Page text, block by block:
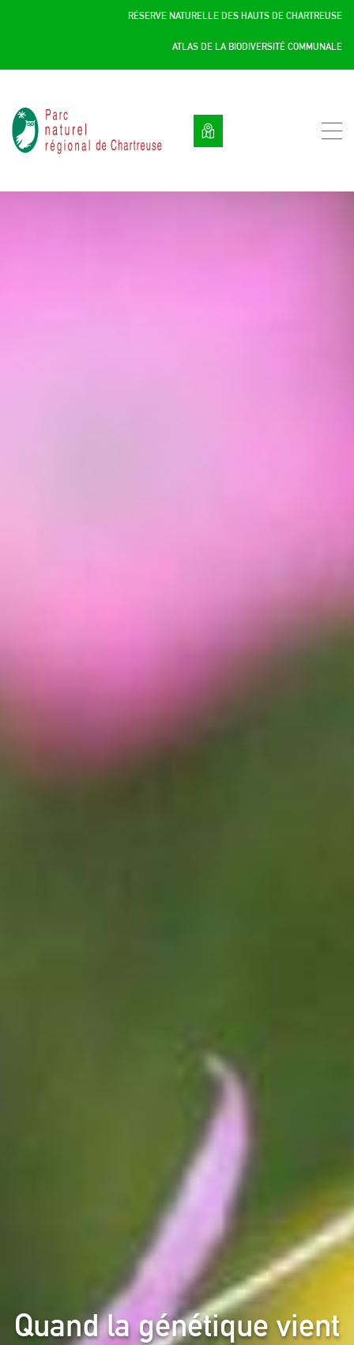
RÉSERVE NATURELLE DES HAUTS DE CHARTREUSE
ATLAS DE LA BIODIVERSITÉ COMMUNALE
Parc
naturel
régional
Chartreuse
Quand la génétique vient
Panneau de gestion des cookies